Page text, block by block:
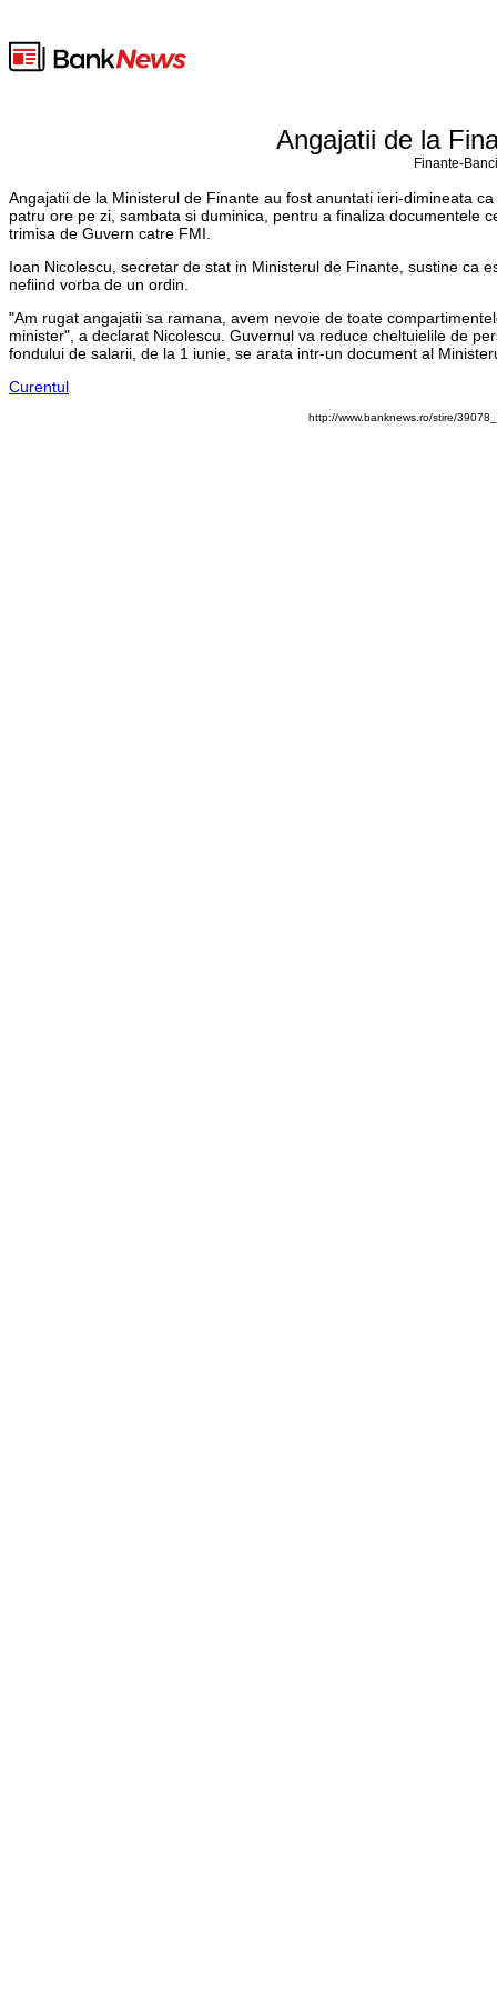
Angajatii de la
Finante-
Angajatii de la Ministerul de Finante au fost anuntati ieri-dimineata
patru ore pe zi, sambata si duminica, pentru a finaliza documentele
trimisa de Guvern catre FMI.
Ioan Nicolescu, secretar de stat in Ministerul de Finante, sustine ca
nefiind vorba de un ordin.
"Am rugat angajatii sa ramana, avem nevoie de toate
minister", a declarat Nicolescu. Guvernul va reduce cheltuielile de
fondului de salarii, de la 1 iunie, se arata intr-un document al
Curentul
http://www.banknews.ro/stire/